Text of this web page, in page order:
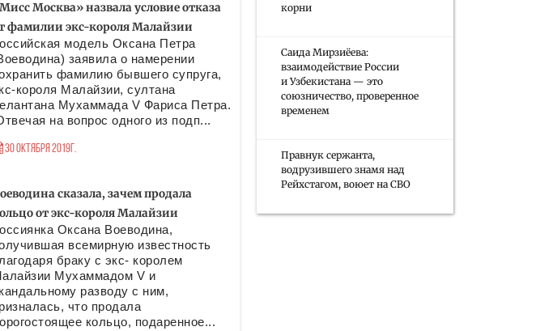
Москва» назвала условие отказа
фамилии экс-короля Малайзии
модель Оксана Петра
заявила о намерении
фамилию бывшего супруга,
короля Малайзии, султана
Мухаммада V Фариса Петра.
на вопрос одного из подп...
30 Октября 2019г.
сказала, зачем продала
от экс-короля Малайзии
Оксана Воеводина,
всемирную известность
браку с экс- королем
Мухаммадом V и
разводу с ним,
что продала
кольцо, подаренное...
корни
Саида Мирзиёева:
взаимодействие России
и Узбекистана — это
союзничество, проверенное
временем
Правнук сержанта,
водрузившего знамя над
Рейхстагом, воюет на СВО